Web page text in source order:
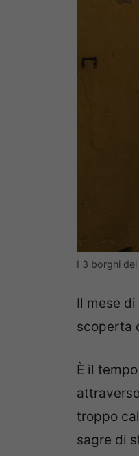
I 3 borghi
Il mese di
scoperta
È il
troppo
sagre di